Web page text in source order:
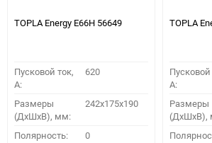
TOPLA Energy E66H 56649
Пусковой ток,
A:
620
Размеры
(ДхШхВ), мм:
242x175x190
Полярность: 0
TOPLA
Пусковой
A:
Размеры
(ДхШхВ),